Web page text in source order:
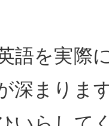
語を実際
深まりま